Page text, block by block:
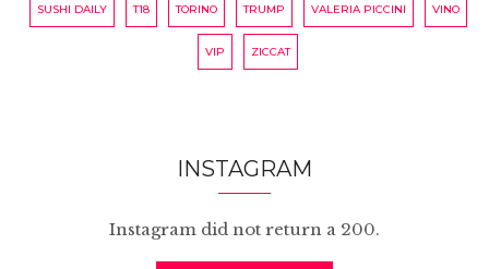
SUSHI DAILY T18 TORINO TRUMP VALERIA PICCINI VINO
VIP ZICCAT
INSTAGRAM
Instagram did not return a 200.